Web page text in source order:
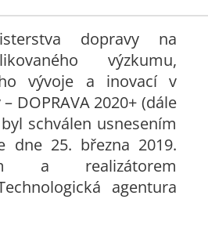
dopravy na
výzkumu,
vývoje a inovací v
DOPRAVA 2020+ (dále
schválen usnesením
dne 25. března 2019.
a realizátorem
agentura